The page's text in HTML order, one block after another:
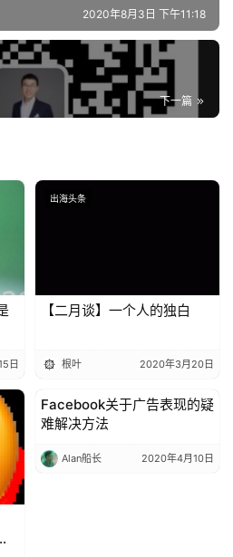
2020年8月3日 下午11:18
下一篇
日
出海头条
​【二月谈】一个人的独白
根叶 2020年3月20日
出海头条
Facebook关于广告表现的疑
难解决方法
Alan船长 2020年4月10日